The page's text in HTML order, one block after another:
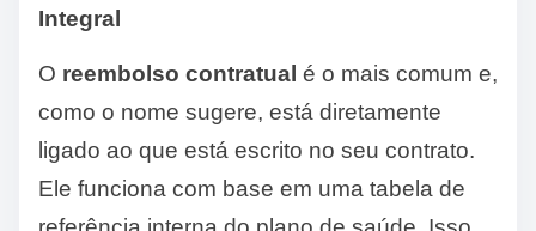
Integral
O reembolso contratual é o mais comum e,
como o nome sugere, está diretamente
ligado ao que está escrito no seu contrato.
Ele funciona com base em uma tabela de